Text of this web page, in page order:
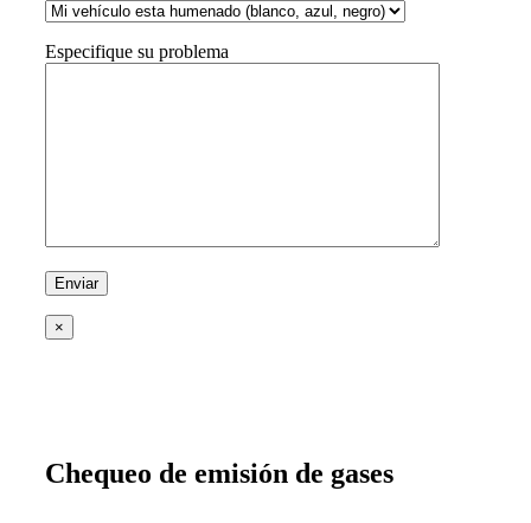
Especifique su problema
×
Chequeo de emisión de gases